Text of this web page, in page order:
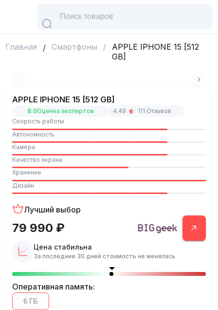
Главная / Смартфоны /
APPLE IPHONE 15 [512
GB]
APPLE IPHONE 15 [512 GB]
8.0Оценка экспертов 4.49 111 Отзывов
Скорость работы
Автономность
Камера
Качество экрана
Хранение
Дизайн
Лучший выбор
79 990 ₽
Цена стабильна
За последние 30 дней стоимость не менялась
Оперативная память:
6 ГБ